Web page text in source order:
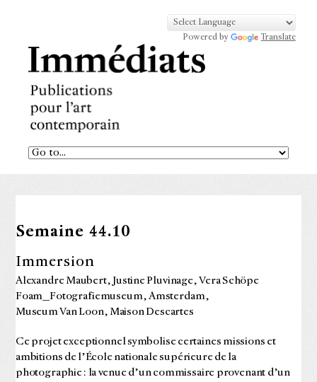
Powered by Translate
Semaine 44.10
Immersion
Alexandre Maubert, Justine Pluvinage, Vera Schöpe
Foam_Fotografiemuseum, Amsterdam,
Museum Van Loon, Maison Descartes
Ce projet exceptionnel symbolise certaines missions et
ambitions de l’École nationale supérieure de la
photographie : la venue d’un commissaire provenant d’un